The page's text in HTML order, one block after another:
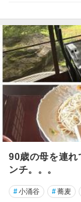
90歳の母を連
ンチ。。。
#小涌谷 #蕎麦